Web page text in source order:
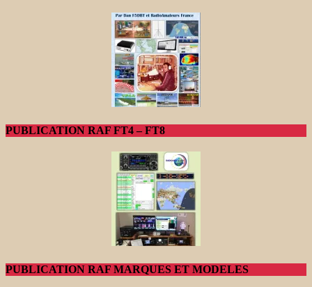
PUBLICATION RAF FT4 – FT8
PUBLICATION RAF MARQUES ET MODELES